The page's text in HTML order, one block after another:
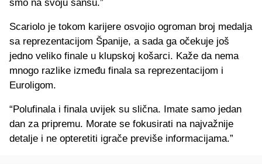
smo na svoju šansu.”
Scariolo je tokom karijere osvojio ogroman broj medalja
sa reprezentacijom Španije, a sada ga očekuje još
jedno veliko finale u klupskoj košarci. Kaže da nema
mnogo razlike između finala sa reprezentacijom i
Euroligom.
“Polufinala i finala uvijek su slična. Imate samo jedan
dan za pripremu. Morate se fokusirati na najvažnije
detalje i ne opteretiti igrače previše informacijama.”